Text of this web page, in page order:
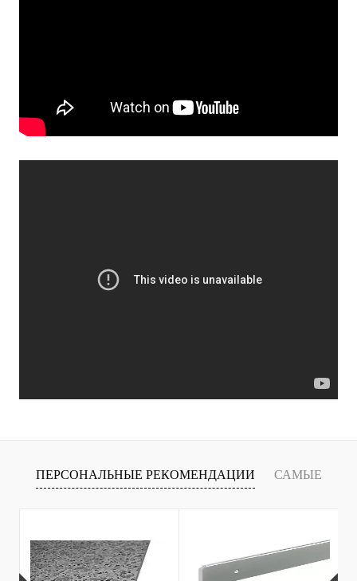
ПЕРСОНАЛЬНЫЕ РЕКОМЕНДАЦИИ САМЫЕ
ПРОДАВАЕМЫЕ ТОВАРЫ